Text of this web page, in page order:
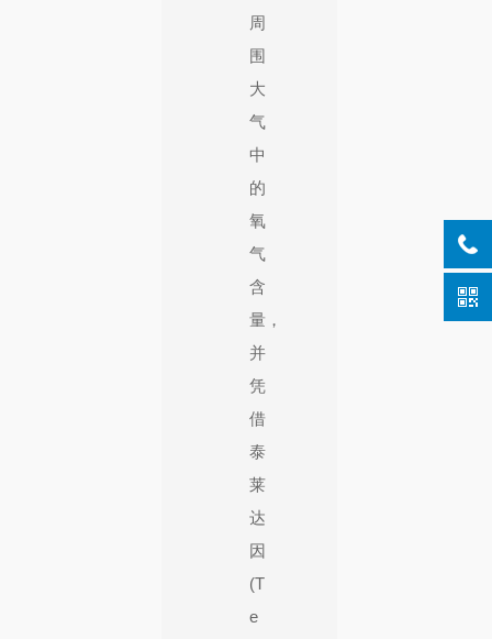
周
围
大
气
中
的
氧
气
含
量，
并
凭
借
泰
莱
达
因
(T
e